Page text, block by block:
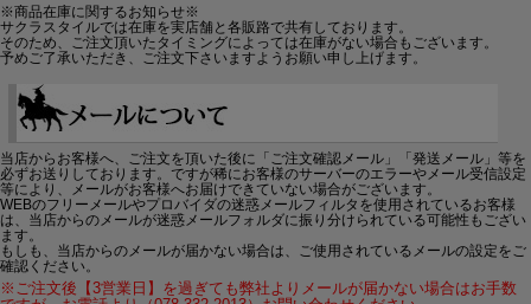
※商品在庫に関するお知らせ※
サクラスタイルでは在庫を実店舗と各販路で共有しております。
そのため、ご注文頂いたタイミングによっては在庫がない場合もございます。
予めご了承いただき、ご注文下さいますようお願い申し上げます。
当店からお客様へ、ご注文を頂いた後に「ご注文確認メール」「発送メール」等を
必ずお送りしております。ですが稀にお客様のサーバーのエラーやメール受信設定
等により、メールがお客様へお届けできていない場合がございます。
WEBのフリーメールやプロバイダの迷惑メールフィルタを使用されているお客様
は、当店からのメールが迷惑メールフォルダに振り分けられている可能性もござい
ます。
もしも、当店からのメールが届かない場合は、ご使用されているメールの設定をご
確認ください。
※ご注文後【3営業日】を過ぎても弊社よりメールが届かない場合はお手数